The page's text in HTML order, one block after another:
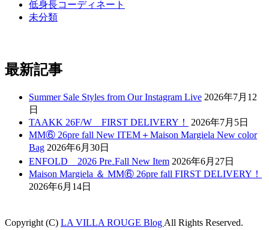
低身長コーディネート
未分類
最新記事
Summer Sale Styles from Our Instagram Live 2026年7月12
日
TAAKK 26F/W FIRST DELIVERY！
2026年7月5日
MM⑥ 26pre fall New ITEM＋Maison Margiela New color
Bag 2026年6月30日
ENFOLD 2026 Pre₋Fall New Item 2026年6月27日
Maison Margiela ＆ MM⑥ 26pre fall FIRST DELIVERY！
2026年6月14日
Copyright (C) LA VILLA ROUGE Blog All Rights Reserved.